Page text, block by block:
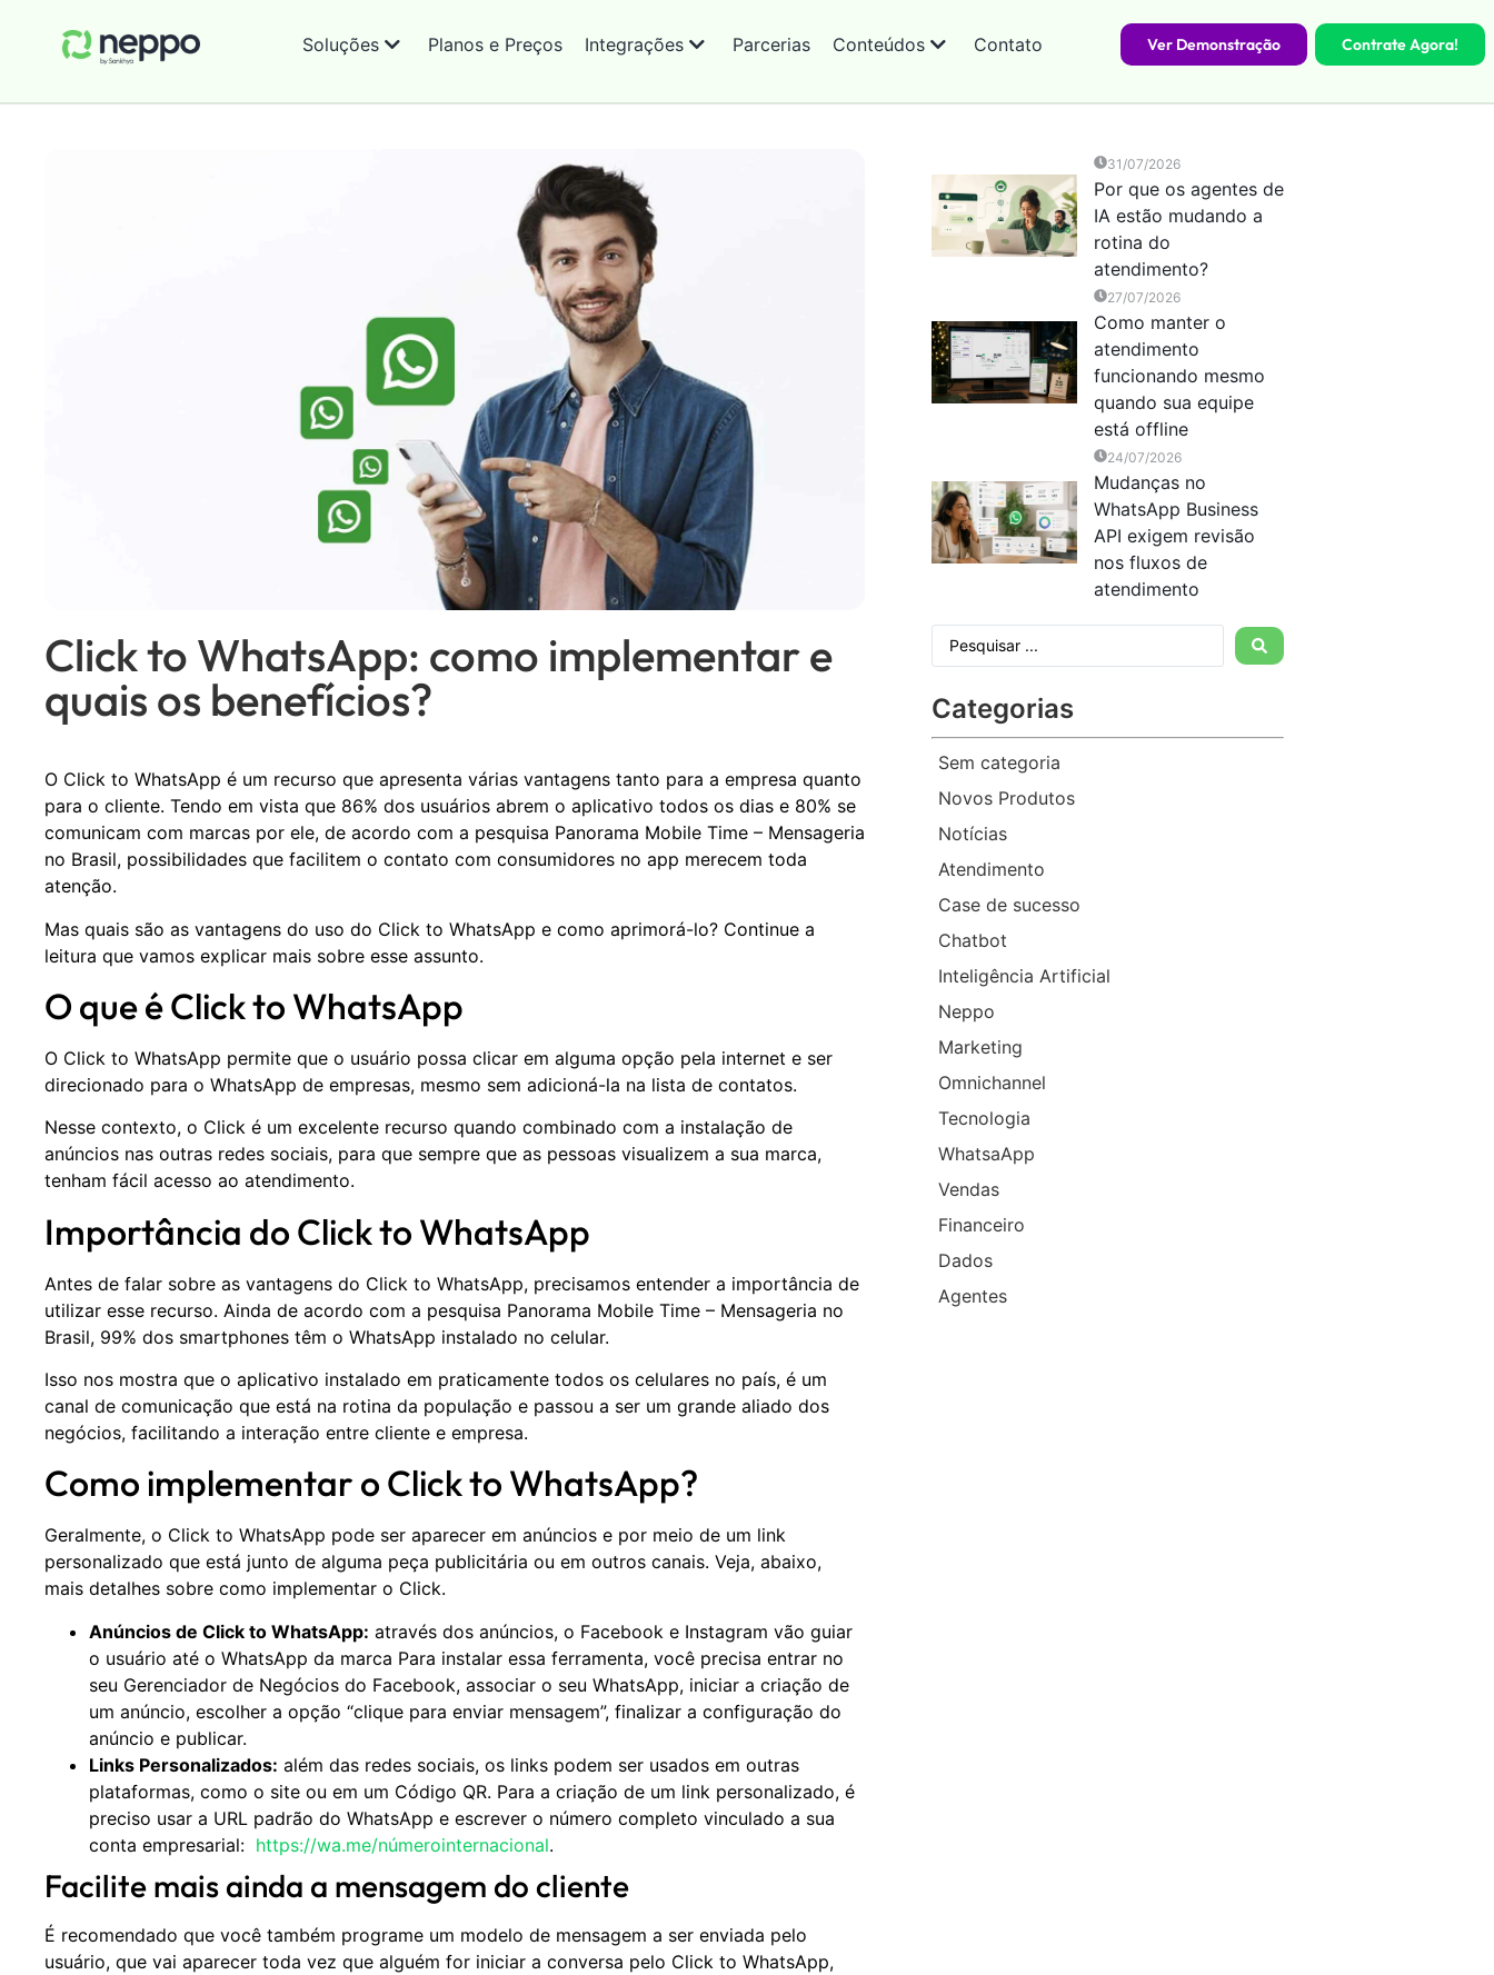
Soluções Planos e Preços Integrações Parcerias Conteúdos Contato Ver Demonstração Contrate Agora!
Click to WhatsApp: como implementar e
quais os benefícios?
O Click to WhatsApp é um recurso que apresenta várias vantagens tanto para a empresa quanto
para o cliente. Tendo em vista que 86% dos usuários abrem o aplicativo todos os dias e 80% se
comunicam com marcas por ele, de acordo com a pesquisa Panorama Mobile Time – Mensageria
no Brasil, possibilidades que facilitem o contato com consumidores no app merecem toda
atenção.
Mas quais são as vantagens do uso do Click to WhatsApp e como aprimorá-lo? Continue a
leitura que vamos explicar mais sobre esse assunto.
O que é Click to WhatsApp
O Click to WhatsApp permite que o usuário possa clicar em alguma opção pela internet e ser
direcionado para o WhatsApp de empresas, mesmo sem adicioná-la na lista de contatos.
Nesse contexto, o Click é um excelente recurso quando combinado com a instalação de
anúncios nas outras redes sociais, para que sempre que as pessoas visualizem a sua marca,
tenham fácil acesso ao atendimento.
Importância do Click to WhatsApp
Antes de falar sobre as vantagens do Click to WhatsApp, precisamos entender a importância de
utilizar esse recurso. Ainda de acordo com a pesquisa Panorama Mobile Time – Mensageria no
Brasil, 99% dos smartphones têm o WhatsApp instalado no celular.
Isso nos mostra que o aplicativo instalado em praticamente todos os celulares no país, é um
canal de comunicação que está na rotina da população e passou a ser um grande aliado dos
negócios, facilitando a interação entre cliente e empresa.
Como implementar o Click to WhatsApp?
Geralmente, o Click to WhatsApp pode ser aparecer em anúncios e por meio de um link
personalizado que está junto de alguma peça publicitária ou em outros canais. Veja, abaixo,
mais detalhes sobre como implementar o Click.
Anúncios de Click to WhatsApp: através dos anúncios, o Facebook e Instagram vão guiar
o usuário até o WhatsApp da marca Para instalar essa ferramenta, você precisa entrar no
seu Gerenciador de Negócios do Facebook, associar o seu WhatsApp, iniciar a criação de
um anúncio, escolher a opção “clique para enviar mensagem”, finalizar a configuração do
anúncio e publicar.
Links Personalizados: além das redes sociais, os links podem ser usados em outras
plataformas, como o site ou em um Código QR. Para a criação de um link personalizado, é
preciso usar a URL padrão do WhatsApp e escrever o número completo vinculado a sua
conta empresarial: https://wa.me/númerointernacional.
Facilite mais ainda a mensagem do cliente
É recomendado que você também programe um modelo de mensagem a ser enviada pelo
usuário, que vai aparecer toda vez que alguém for iniciar a conversa pelo Click to WhatsApp,
31/07/2026
Por que os agentes de
IA estão mudando a
rotina do
atendimento?
27/07/2026
Como manter o
atendimento
funcionando mesmo
quando sua equipe
está offline
24/07/2026
Mudanças no
WhatsApp Business
API exigem revisão
nos fluxos de
atendimento
Categorias
Sem categoria
Novos Produtos
Notícias
Atendimento
Case de sucesso
Chatbot
Inteligência Artificial
Neppo
Marketing
Omnichannel
Tecnologia
WhatsaApp
Vendas
Financeiro
Dados
Agentes